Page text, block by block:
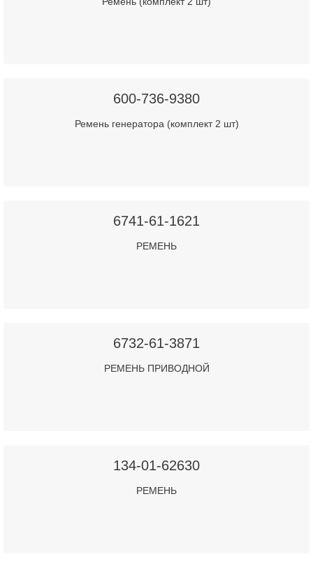
600-736-9380
Ремень генератора (комплект 2 шт)
6741-61-1621
РЕМЕНЬ
6732-61-3871
РЕМЕНЬ ПРИВОДНОЙ
134-01-62630
РЕМЕНЬ